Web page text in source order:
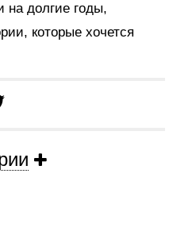
на долгие годы,
которые хочется